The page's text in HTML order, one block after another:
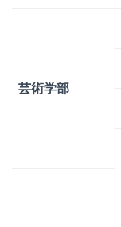
芸術学部